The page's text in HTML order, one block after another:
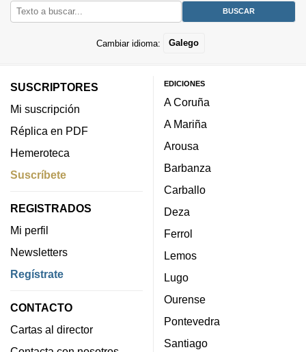
Cambiar idioma: Galego
SUSCRIPTORES
Mi suscripción
Réplica en PDF
Hemeroteca
Suscríbete
REGISTRADOS
Mi perfil
Newsletters
Regístrate
CONTACTO
Cartas al director
EDICIONES
A Coruña
A Mariña
Arousa
Barbanza
Carballo
Deza
Ferrol
Lemos
Lugo
Ourense
Pontevedra
Santiago